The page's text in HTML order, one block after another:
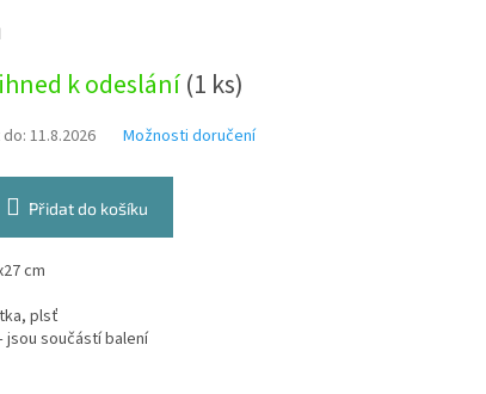
k odeslání(1 ks)
11.8.2026 Možnosti doručení
Přidat do košíku
cm
plsť
jsou součástí balení